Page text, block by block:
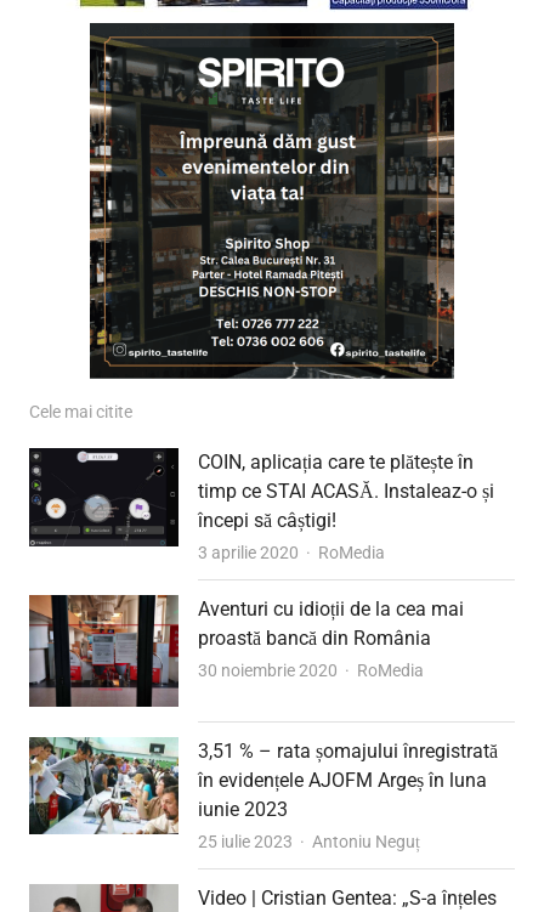
Cele mai citite
COIN, aplicația care te plătește în
timp ce STAI ACASĂ. Instaleaz-o și
începi să câștigi!
3 aprilie 2020 Author
RoMedia
Aventuri cu idioții de la cea mai
proastă bancă din România
30 noiembrie 2020 Author
RoMedia
3,51 % – rata șomajului înregistrată
în evidențele AJOFM Argeș în luna
iunie 2023
25 iulie 2023 Author
Antoniu Neguț
Video | Cristian Gentea: „S-a înțeles